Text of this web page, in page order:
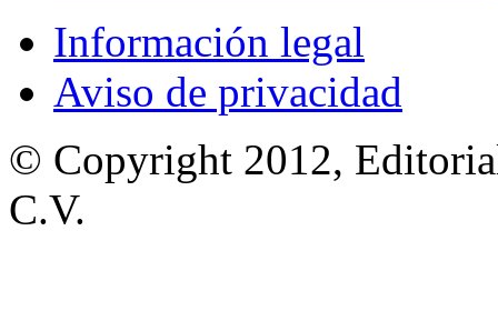
Información legal
Aviso de privacidad
© Copyright 2012,
C.V.